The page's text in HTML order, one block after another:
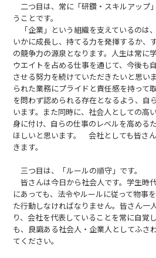
二つ目は、常に「研鑽・スキルアップ
うことです。
「企業」という組織を支えているのは
いかに成長し、持てる力を発揮するか、
の競争力の源泉となります。人生は常に
ウエイトを占める仕事を通じて、今後も
させる努力を続けていただきたいと思い
られた業務にプライドと責任感を持って
を問わず認められる存在となるよう、自
います。また同時に、社会人としての高
身に付け、自らの仕事のレベルを高める
ほしいと思います。 会社としても皆さ
きます。
三つ目は、「ルールの順守」です。
皆さんは今日から社会人です。学生時
にあっても、法令やルールに従って物事
た行動しなければなりません。皆さん一
り、会社を代表していることを常に自覚
も、良識ある社会人・企業人としてふさ
てください。